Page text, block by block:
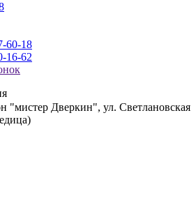
60-18
16-62
"мистер Дверкин", ул. Светлановская